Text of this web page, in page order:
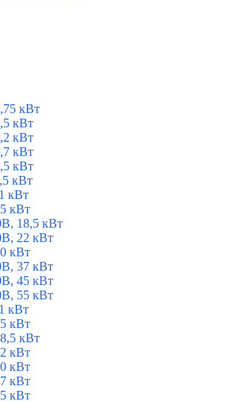
кВт
кВт
кВт
кВт
кВт
кВт
кВт
кВт
18,5 кВт
22 кВт
кВт
37 кВт
45 кВт
55 кВт
кВт
кВт
кВт
кВт
кВт
кВт
кВт